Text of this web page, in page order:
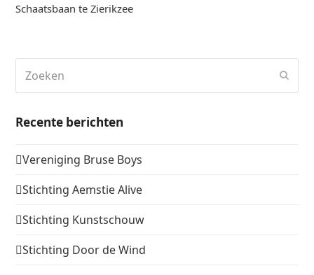
Schaatsbaan te Zierikzee
Recente berichten
Vereniging Bruse Boys
Stichting Aemstie Alive
Stichting Kunstschouw
Stichting Door de Wind